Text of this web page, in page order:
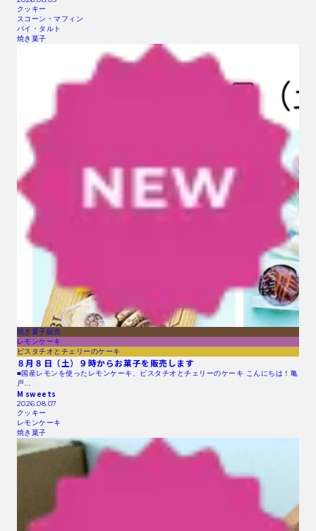
クッキー
スコーン・マフィン
パイ・タルト
焼き菓子
焼き菓子販売
レモンケーキ
ピスタチオとチェリーのケーキ
８月８日（土）９時からお菓子を販売します
■国産レモンを使ったレモンケーキ、ピスタチオとチェリーのケーキ こんにちは！亀
戸…
M sweets
2026.08.07
クッキー
レモンケーキ
焼き菓子